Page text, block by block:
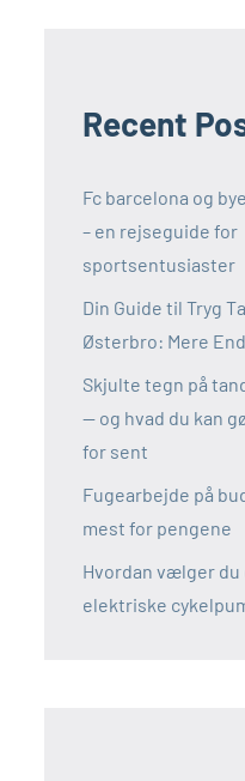
Recent
Fc barcelona og
– en rejseguide for
sportsentusiaster
Din Guide til Tryg
Østerbro: Mere
Skjulte tegn på
— og hvad du kan
for sent
Fugearbejde på
mest for pengene
Hvordan vælger
elektriske